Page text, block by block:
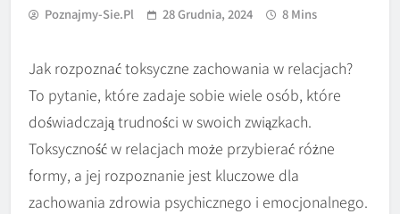
Poznajmy-Sie.pl 28 Grudnia, 2024 8 Mins
Jak rozpoznać toksyczne zachowania w relacjach?
To pytanie, które zadaje sobie wiele osób, które
doświadczają trudności w swoich związkach.
Toksyczność w relacjach może przybierać różne
formy, a jej rozpoznanie jest kluczowe dla
zachowania zdrowia psychicznego i emocjonalnego.